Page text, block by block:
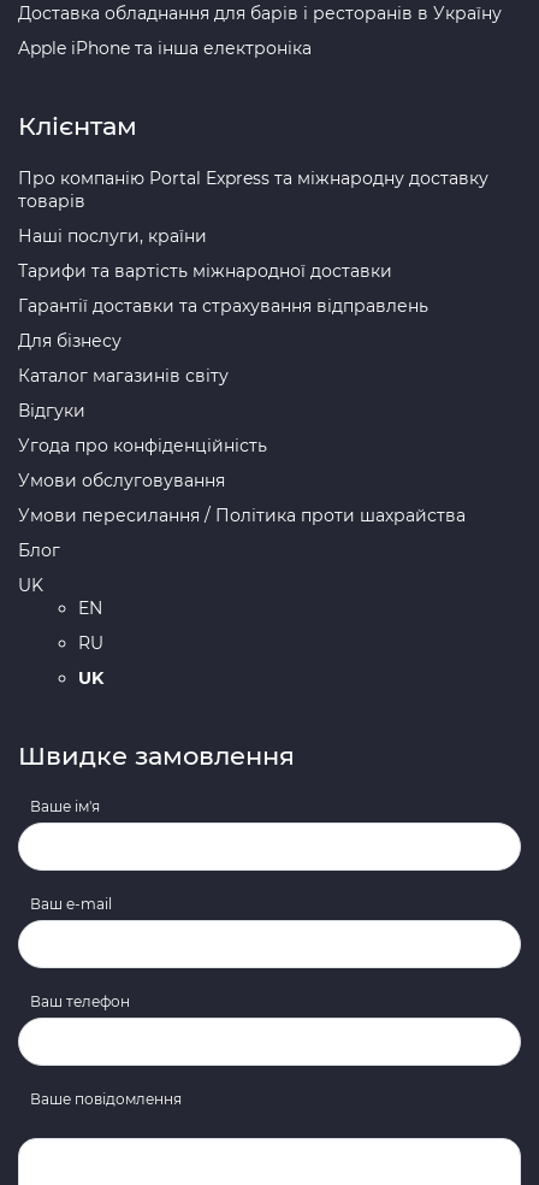
Доставка обладнання для барів і ресторанів в Україну
Apple iPhone та інша електроніка
Клієнтам
Про компанію Portal Express та міжнародну доставку
товарів
Наші послуги, країни
Тарифи та вартість міжнародної доставки
Гарантії доставки та страхування відправлень
Для бізнесу
Каталог магазинів світу
Відгуки
Угода про конфіденційність
Умови обслуговування
Умови пересилання / Політика проти шахрайства
Блог
UK
EN
RU
UK
Швидке замовлення
Ваше ім'я
Ваш e-mail
Ваш телефон
Ваше повідомлення